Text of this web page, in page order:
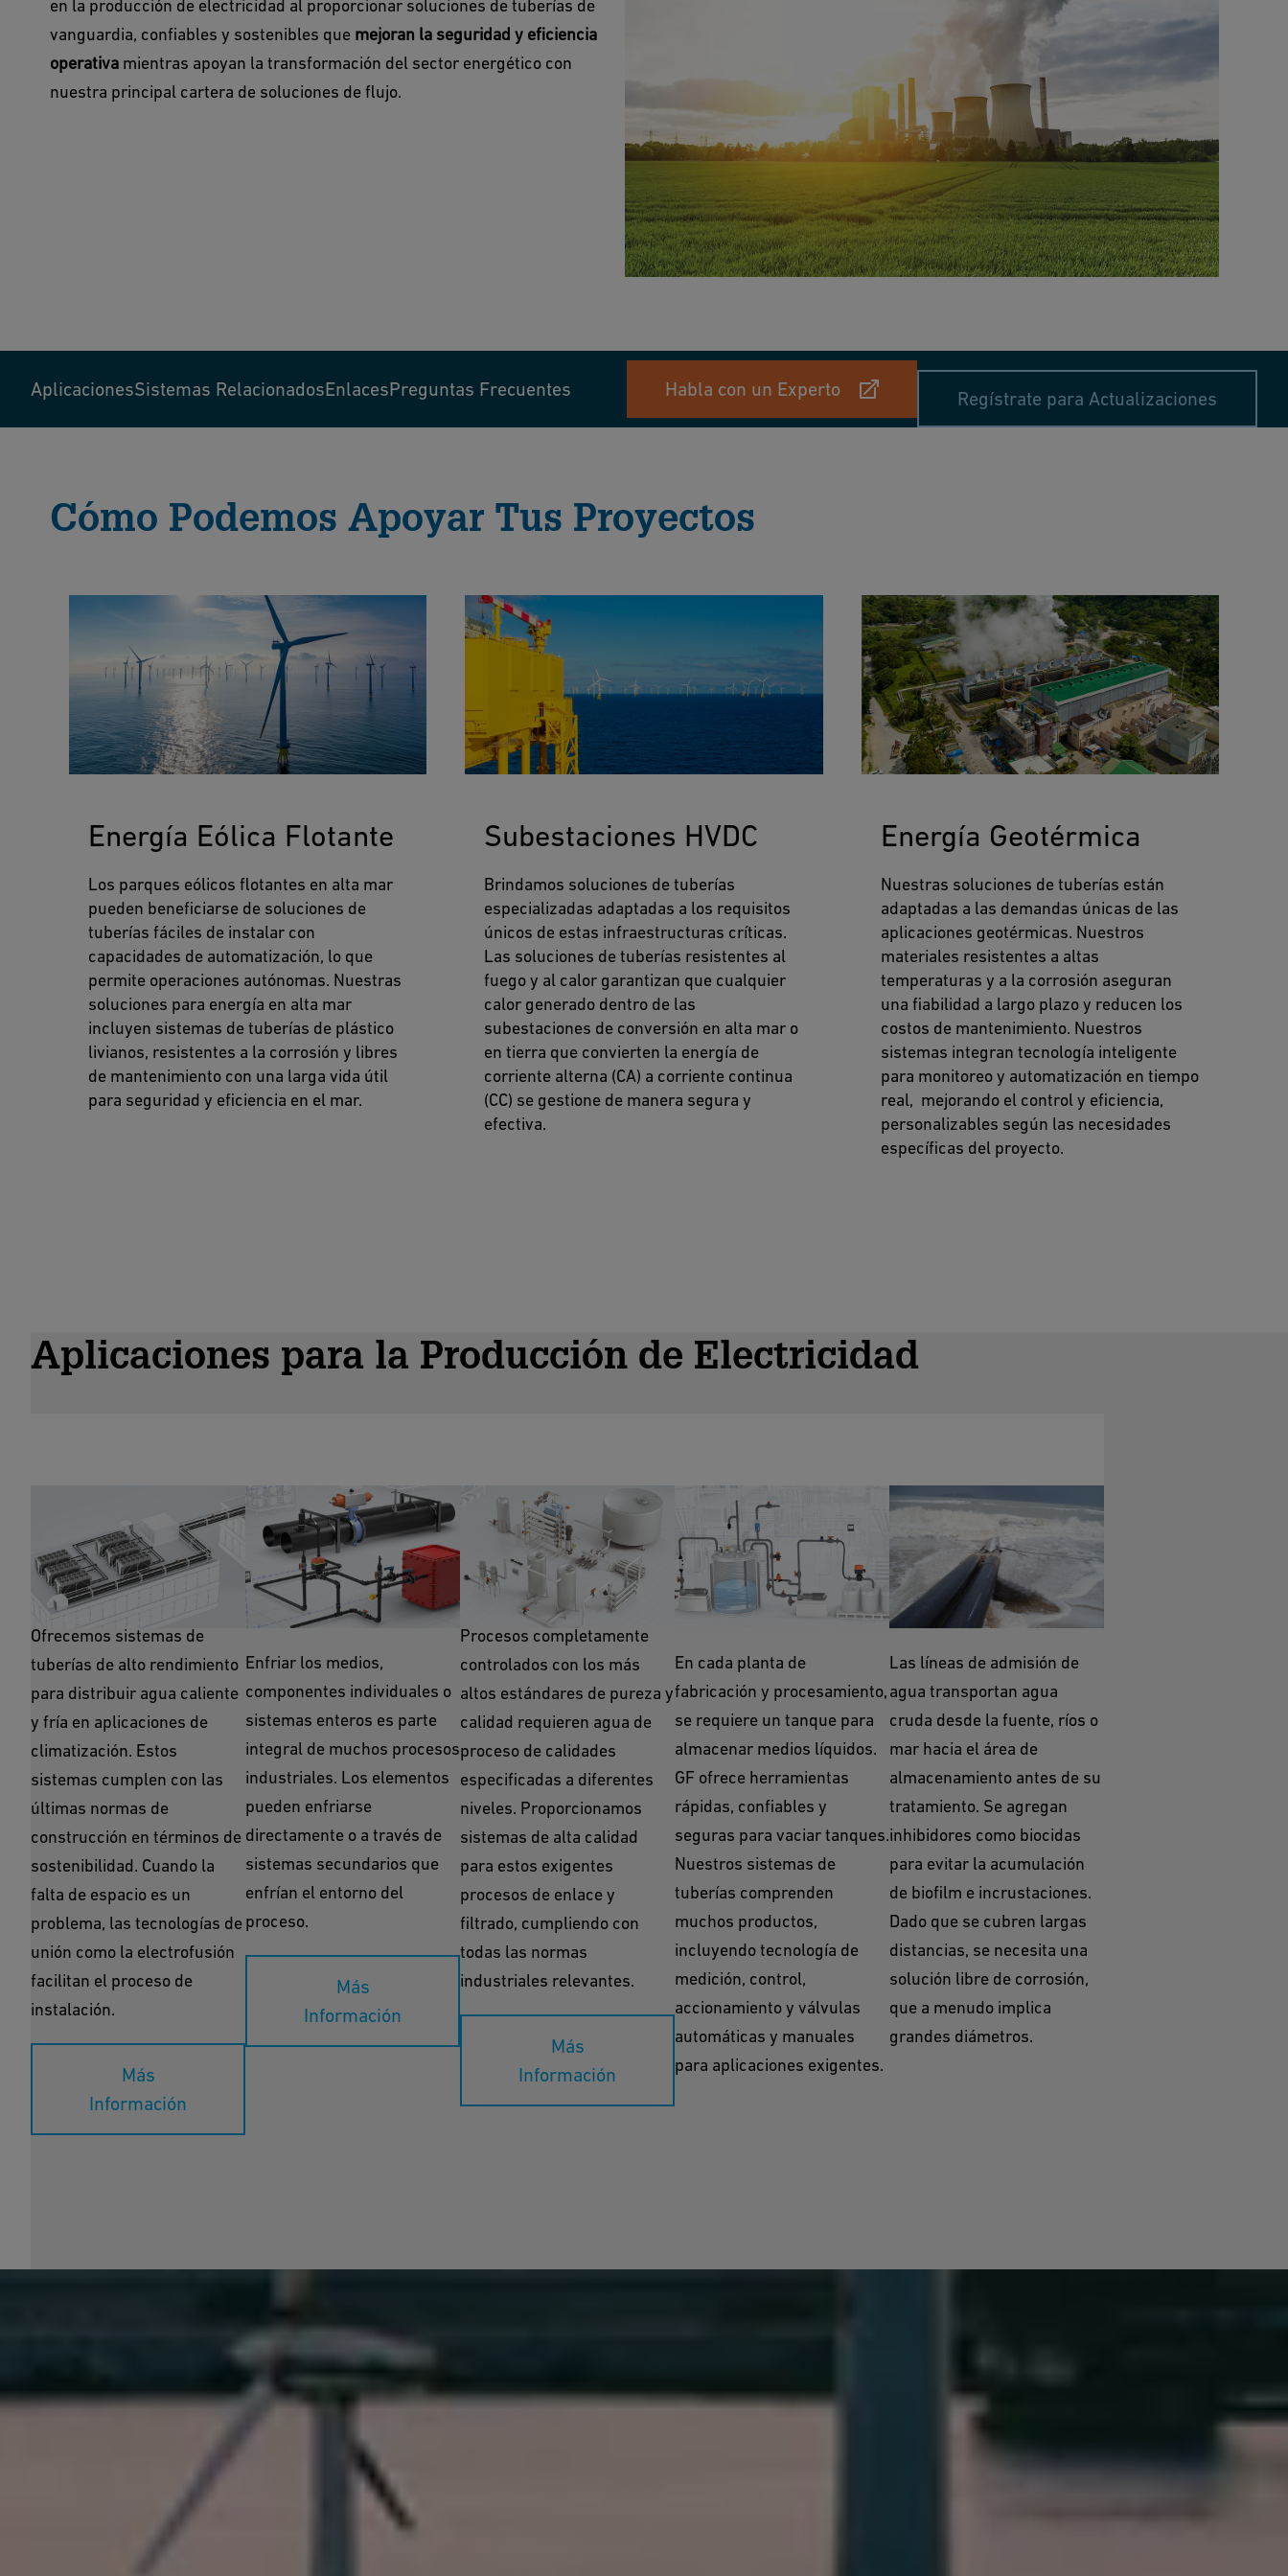
en la producción de electricidad al proporcionar soluciones de tuberías de
vanguardia, confiables y sostenibles que mejoran la seguridad y eficiencia
operativa mientras apoyan la transformación del sector energético con
nuestra principal cartera de soluciones de flujo.
AplicacionesSistemas RelacionadosEnlacesPreguntas Frecuentes Habla con un Experto Regístrate para Actualizaciones
Cómo Podemos Apoyar Tus Proyectos
Energía Eólica Flotante
Los parques eólicos flotantes en alta mar
pueden beneficiarse de soluciones de
tuberías fáciles de instalar con
capacidades de automatización, lo que
permite operaciones autónomas. Nuestras
soluciones para energía en alta mar
incluyen sistemas de tuberías de plástico
livianos, resistentes a la corrosión y libres
de mantenimiento con una larga vida útil
para seguridad y eficiencia en el mar.
Subestaciones HVDC
Brindamos soluciones de tuberías
especializadas adaptadas a los requisitos
únicos de estas infraestructuras críticas.
Las soluciones de tuberías resistentes al
fuego y al calor garantizan que cualquier
calor generado dentro de las
subestaciones de conversión en alta mar o
en tierra que convierten la energía de
corriente alterna (CA) a corriente continua
(CC) se gestione de manera segura y
efectiva.
Energía Geotérmica
Nuestras soluciones de tuberías están
adaptadas a las demandas únicas de las
aplicaciones geotérmicas. Nuestros
materiales resistentes a altas
temperaturas y a la corrosión aseguran
una fiabilidad a largo plazo y reducen los
costos de mantenimiento. Nuestros
sistemas integran tecnología inteligente
para monitoreo y automatización en tiempo
real, mejorando el control y eficiencia,
personalizables según las necesidades
específicas del proyecto.
Aplicaciones para la Producción de Electricidad
Climatización
Ofrecemos sistemas de
tuberías de alto rendimiento
para distribuir agua caliente
y fría en aplicaciones de
climatización. Estos
sistemas cumplen con las
últimas normas de
construcción en términos de
sostenibilidad. Cuando la
falta de espacio es un
problema, las tecnologías de
unión como la electrofusión
facilitan el proceso de
instalación.
Más
Información
Refrigeración de
Procesos
Enfriar los medios,
componentes individuales o
sistemas enteros es parte
integral de muchos procesos
industriales. Los elementos
pueden enfriarse
directamente o a través de
sistemas secundarios que
enfrían el entorno del
proceso.
Más
Información
Agua Desionizada
Procesos completamente
controlados con los más
altos estándares de pureza y
calidad requieren agua de
proceso de calidades
especificadas a diferentes
niveles. Proporcionamos
sistemas de alta calidad
para estos exigentes
procesos de enlace y
filtrado, cumpliendo con
todas las normas
industriales relevantes.
Más
Información
Tanques de
Almacenamiento
En cada planta de
fabricación y procesamiento,
se requiere un tanque para
almacenar medios líquidos.
GF ofrece herramientas
rápidas, confiables y
seguras para vaciar tanques.
Nuestros sistemas de
tuberías comprenden
muchos productos,
incluyendo tecnología de
medición, control,
accionamiento y válvulas
automáticas y manuales
para aplicaciones exigentes.
Admisión y Desagüe
de Agua
Las líneas de admisión de
agua transportan agua
cruda desde la fuente, ríos o
mar hacia el área de
almacenamiento antes de su
tratamiento. Se agregan
inhibidores como biocidas
para evitar la acumulación
de biofilm e incrustaciones.
Dado que se cubren largas
distancias, se necesita una
solución libre de corrosión,
que a menudo implica
grandes diámetros.